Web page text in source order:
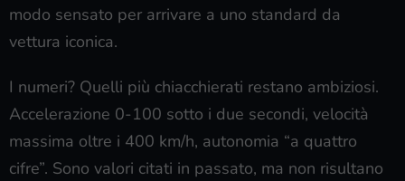
modo sensato per arrivare a uno standard da
vettura iconica.
I numeri? Quelli più chiacchierati restano ambiziosi.
Accelerazione 0-100 sotto i due secondi, velocità
massima oltre i 400 km/h, autonomia “a quattro
cifre”. Sono valori citati in passato, ma non risultano